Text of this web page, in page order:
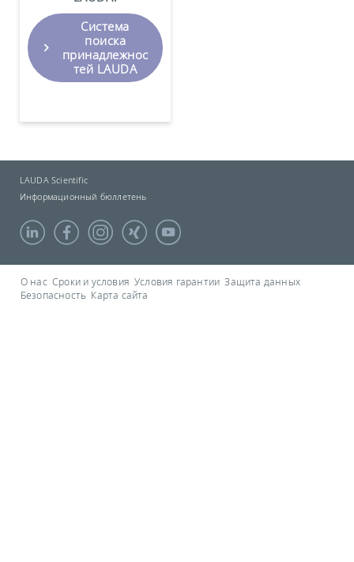
Система
поиска
принадлежнос
тей LAUDA
LAUDA Scientific
Информационный бюллетень
О нас Сроки и условия Условия гарантии Защита данных
Безопасность Карта сайта